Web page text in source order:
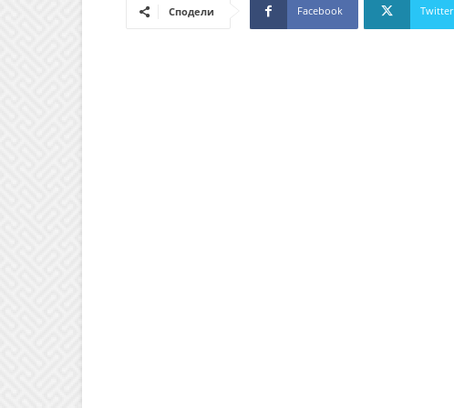
Сподели Facebook Twitter